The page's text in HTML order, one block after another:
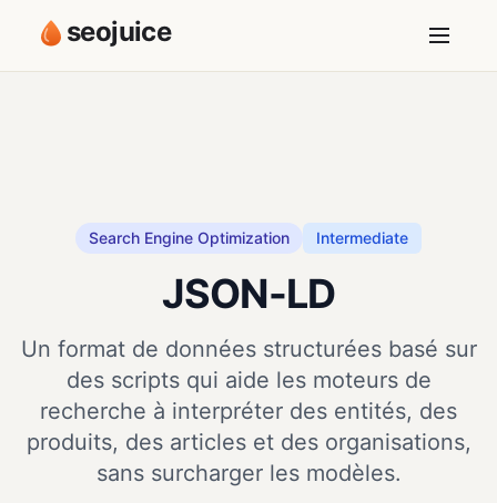
seojuice
Search Engine Optimization Intermediate
JSON-LD
Un format de données structurées basé sur
des scripts qui aide les moteurs de
recherche à interpréter des entités, des
produits, des articles et des organisations,
sans surcharger les modèles.